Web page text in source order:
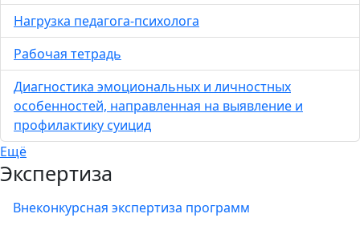
Нагрузка педагога-психолога
Рабочая тетрадь
Диагностика эмоциональных и личностных
особенностей, направленная на выявление и
профилактику суицид
Ещё
Экспертиза
Внеконкурсная экспертиза программ